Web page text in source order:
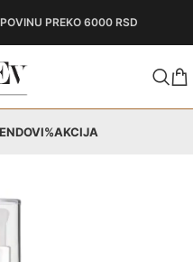
PREKO 6000 RSD
%AKCIJA